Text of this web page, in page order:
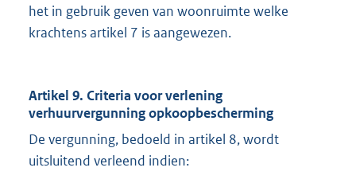
het in gebruik geven van woonruimte welke
krachtens artikel 7 is aangewezen.
Artikel 9. Criteria voor verlening
verhuurvergunning opkoopbescherming
De vergunning, bedoeld in artikel 8, wordt
uitsluitend verleend indien: